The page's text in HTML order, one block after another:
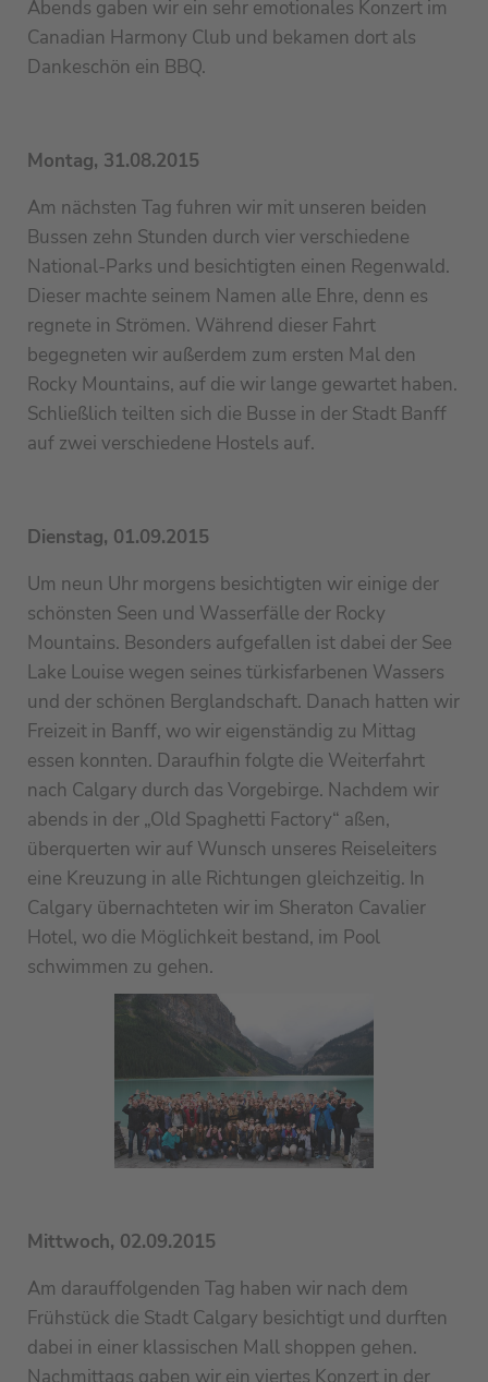
Abends gaben wir ein sehr emotionales Konzert im
Canadian Harmony Club und bekamen dort als
Dankeschön ein BBQ.
Montag, 31.08.2015
Am nächsten Tag fuhren wir mit unseren beiden
Bussen zehn Stunden durch vier verschiedene
National-Parks und besichtigten einen Regenwald.
Dieser machte seinem Namen alle Ehre, denn es
regnete in Strömen. Während dieser Fahrt
begegneten wir außerdem zum ersten Mal den
Rocky Mountains, auf die wir lange gewartet haben.
Schließlich teilten sich die Busse in der Stadt Banff
auf zwei verschiedene Hostels auf.
Dienstag, 01.09.2015
Um neun Uhr morgens besichtigten wir einige der
schönsten Seen und Wasserfälle der Rocky
Mountains. Besonders aufgefallen ist dabei der See
Lake Louise wegen seines türkisfarbenen Wassers
und der schönen Berglandschaft. Danach hatten wir
Freizeit in Banff, wo wir eigenständig zu Mittag
essen konnten. Daraufhin folgte die Weiterfahrt
nach Calgary durch das Vorgebirge. Nachdem wir
abends in der „Old Spaghetti Factory“ aßen,
überquerten wir auf Wunsch unseres Reiseleiters
eine Kreuzung in alle Richtungen gleichzeitig. In
Calgary übernachteten wir im Sheraton Cavalier
Hotel, wo die Möglichkeit bestand, im Pool
schwimmen zu gehen.
Mittwoch, 02.09.2015
Am darauffolgenden Tag haben wir nach dem
Frühstück die Stadt Calgary besichtigt und durften
dabei in einer klassischen Mall shoppen gehen.
Nachmittags gaben wir ein viertes Konzert in der